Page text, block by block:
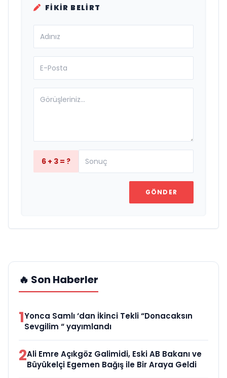
FIKIR BELIRT
6 + 3 = ?
GÖNDER
🔥 Son Haberler
1Yonca Samlı ‘dan İkinci Tekli “Donacaksın
Sevgilim “ yayımlandı
2Ali Emre Açıkgöz Galimidi, Eski AB Bakanı ve
Büyükelçi Egemen Bağış ile Bir Araya Geldi